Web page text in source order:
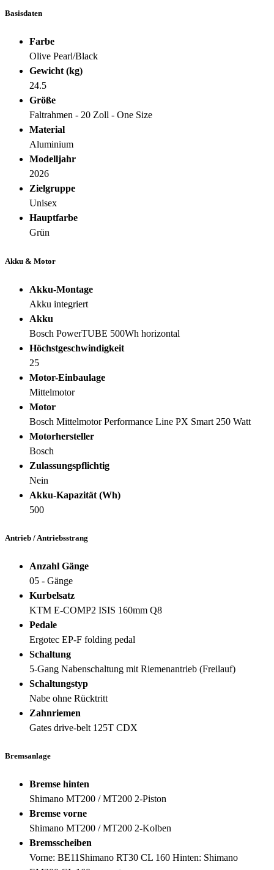
Basisdaten
Farbe
Olive Pearl/Black
Gewicht (kg)
24.5
Größe
Faltrahmen - 20 Zoll - One Size
Material
Aluminium
Modelljahr
2026
Zielgruppe
Unisex
Hauptfarbe
Grün
Akku & Motor
Akku-Montage
Akku integriert
Akku
Bosch PowerTUBE 500Wh horizontal
Höchstgeschwindigkeit
25
Motor-Einbaulage
Mittelmotor
Motor
Bosch Mittelmotor Performance Line PX Smart 250 Watt
Motorhersteller
Bosch
Zulassungspflichtig
Nein
Akku-Kapazität (Wh)
500
Antrieb / Antriebsstrang
Anzahl Gänge
05 - Gänge
Kurbelsatz
KTM E-COMP2 ISIS 160mm Q8
Pedale
Ergotec EP-F folding pedal
Schaltung
5-Gang Nabenschaltung mit Riemenantrieb (Freilauf)
Schaltungstyp
Nabe ohne Rücktritt
Zahnriemen
Gates drive-belt 125T CDX
Bremsanlage
Bremse hinten
Shimano MT200 / MT200 2-Piston
Bremse vorne
Shimano MT200 / MT200 2-Kolben
Bremsscheiben
Vorne: BE11Shimano RT30 CL 160 Hinten: Shimano